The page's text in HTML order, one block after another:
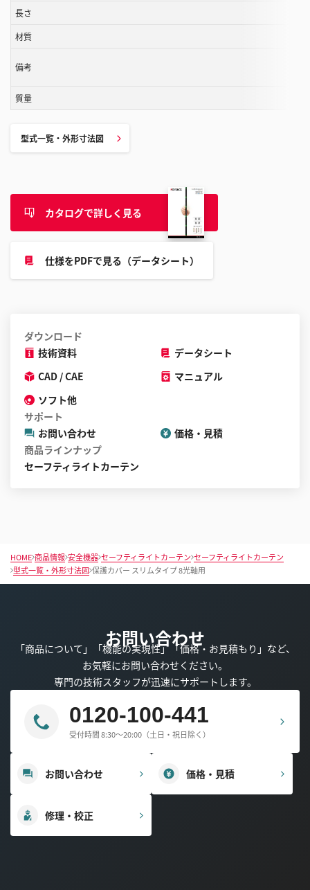
長さ
材質
備考
質量
型式一覧・外形寸法図
カタログで詳しく見る
仕様をPDFで見る（データシート）
ダウンロード
技術資料
データシート
CAD / CAE
マニュアル
ソフト他
サポート
お問い合わせ
価格・見積
商品ラインナップ
セーフティライトカーテン
HOME 商品情報 安全機器 セーフティライトカーテン セーフティライトカーテン
型式一覧・外形寸法図 保護カバー スリムタイプ 8光軸用
お問い合わせ
「商品について」「機能の実現性」「価格・お見積もり」など、
お気軽にお問い合わせください。
専門の技術スタッフが迅速にサポートします。
0120-100-441
受付時間 8:30～20:00（土日・祝日除く）
お問い合わせ 価格・見積
修理・校正